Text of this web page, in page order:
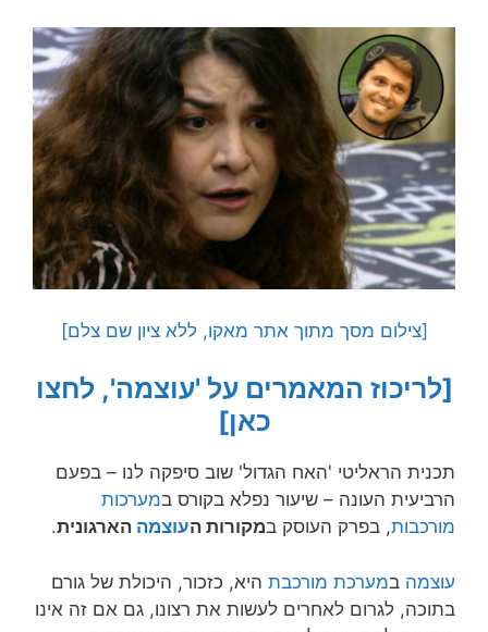
[צילום מסך מתוך אתר מאקו, ללא ציון שם צלם]
[לריכוז המאמרים על 'עוצמה', לחצו
כאן]
תכנית הראליטי 'האח הגדול' שוב סיפקה לנו – בפעם
הרביעית העונה – שיעור נפלא בקורס במערכות
מורכבות, בפרק העוסק במקורות העוצמה הארגונית.
עוצמה במערכת מורכבת היא, כזכור, היכולת של גורם
בתוכה, לגרום לאחרים לעשות את רצונו, גם אם זה אינו